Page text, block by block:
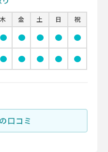
木 金 土 日
祝
circle circle circle circle circle
circle circle circle circle circle
口コミ